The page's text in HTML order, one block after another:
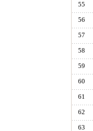
55
56
57
58
59
60
61
62
63